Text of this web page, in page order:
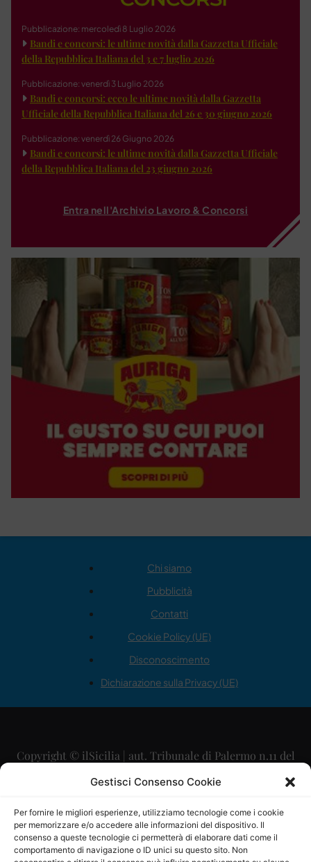
Gestisci Consenso Cookie
Per fornire le migliori esperienze, utilizziamo tecnologie come i cookie
per memorizzare e/o accedere alle informazioni del dispositivo. Il
consenso a queste tecnologie ci permetterà di elaborare dati come il
comportamento di navigazione o ID unici su questo sito. Non
Pubblicazione: mercoledì 8 Luglio 2026
Bandi e concorsi: le ultime novità dalla Gazzetta Ufficiale
della Repubblica Italiana del 3 e 7 luglio 2026
Pubblicazione: venerdì 3 Luglio 2026
Bandi e concorsi: ecco le ultime novità dalla Gazzetta
Ufficiale della Repubblica Italiana del 26 e 30 giugno 2026
Pubblicazione: venerdì 26 Giugno 2026
Bandi e concorsi: le ultime novità dalla Gazzetta Ufficiale
della Repubblica Italiana del 23 giugno 2026
Entra nell'Archivio Lavoro & Concorsi
Chi siamo
Pubblicità
Contatti
Cookie Policy (UE)
Disconoscimento
Dichiarazione sulla Privacy (UE)
Copyright © ilSicilia | aut. Tribunale di Palermo n.11 del
29/09/2015
Direttore Editoriale: Maurizio Scaglione